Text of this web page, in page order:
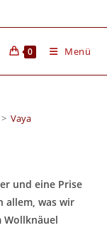
0 Menü
> Vaya
und eine Prise
allem, was wir
Wollknäuel